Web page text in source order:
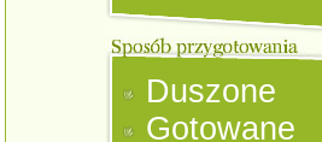
Duszone
Gotowane